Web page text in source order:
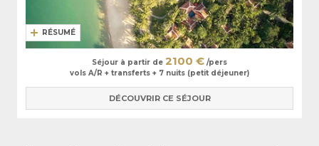
RÉSUMÉ
Séjour à partir de 2100 € /pers
vols A/R + transferts + 7 nuits (petit déjeuner)
DÉCOUVRIR CE SÉJOUR